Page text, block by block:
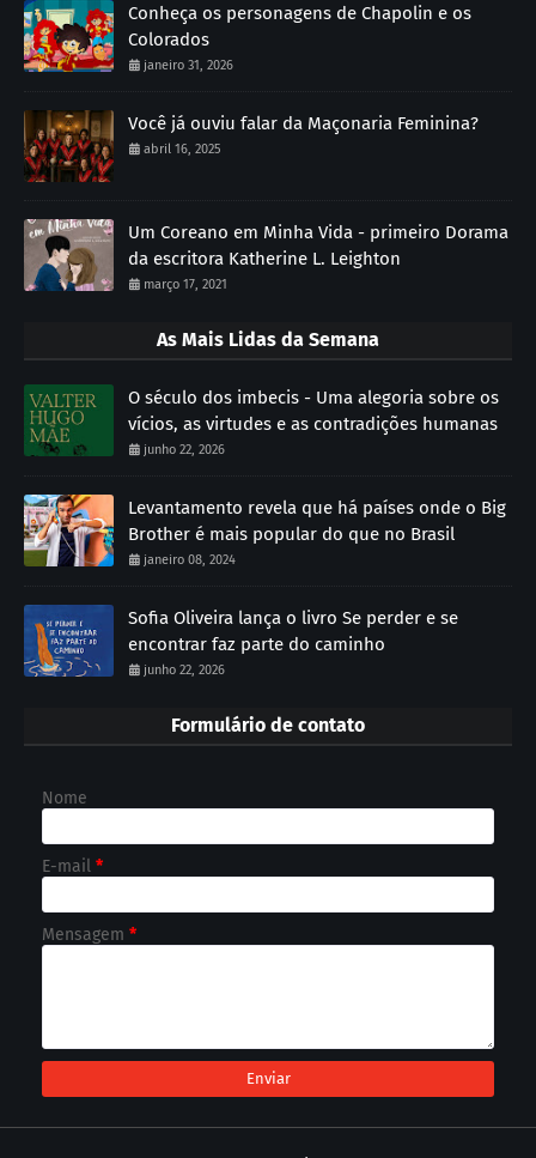
Conheça os personagens de Chapolin e os
Colorados
janeiro 31, 2026
Você já ouviu falar da Maçonaria Feminina?
abril 16, 2025
Um Coreano em Minha Vida - primeiro Dorama
da escritora Katherine L. Leighton
março 17, 2021
As Mais Lidas da Semana
O século dos imbecis - Uma alegoria sobre os
vícios, as virtudes e as contradições humanas
junho 22, 2026
Levantamento revela que há países onde o Big
Brother é mais popular do que no Brasil
janeiro 08, 2024
Sofia Oliveira lança o livro Se perder e se
encontrar faz parte do caminho
junho 22, 2026
Formulário de contato
Nome
E-mail *
Mensagem *